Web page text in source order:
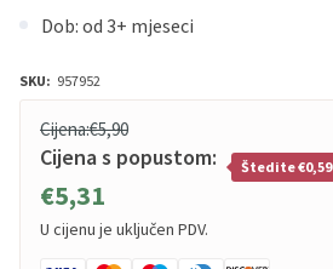
Dob: od 3+ mjeseci
SKU: 957952
Cijena:€5,90
Cijena s popustom:
€5,31
Štedite €0,59
U cijenu je uključen PDV.